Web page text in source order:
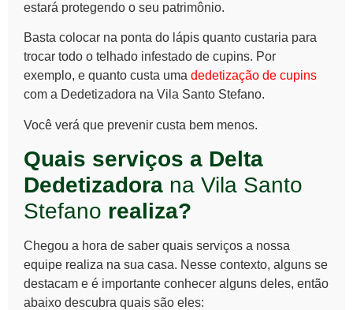
estará protegendo o seu patrimônio.
Basta colocar na ponta do lápis quanto custaria para
trocar todo o telhado infestado de cupins. Por
exemplo, e quanto custa uma dedetização de cupins
com a Dedetizadora na Vila Santo Stefano.
Você verá que prevenir custa bem menos.
Quais serviços a Delta
Dedetizadora na Vila Santo
Stefano realiza?
Chegou a hora de saber quais serviços a nossa
equipe realiza na sua casa. Nesse contexto, alguns se
destacam e é importante conhecer alguns deles, então
abaixo descubra quais são eles: